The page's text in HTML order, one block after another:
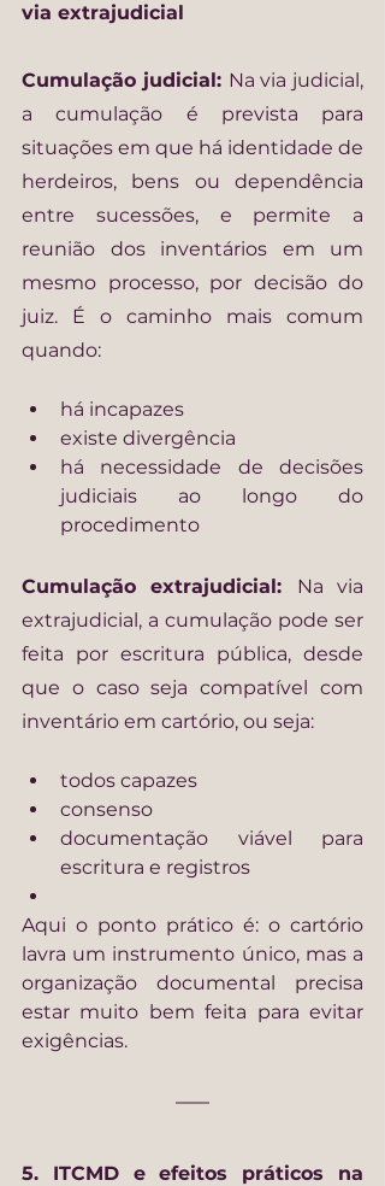
via extrajudicial
Cumulação judicial: Na via judicial,
a cumulação é prevista para
situações em que há identidade de
herdeiros, bens ou dependência
entre sucessões, e permite a
reunião dos inventários em um
mesmo processo, por decisão do
juiz. É o caminho mais comum
quando:
há incapazes
existe divergência
há necessidade de decisões
judiciais ao longo do
procedimento
Cumulação extrajudicial: Na via
extrajudicial, a cumulação pode ser
feita por escritura pública, desde
que o caso seja compatível com
inventário em cartório, ou seja:
todos capazes
consenso
documentação viável para
escritura e registros
Aqui o ponto prático é: o cartório
lavra um instrumento único, mas a
organização documental precisa
estar muito bem feita para evitar
exigências.
5. ITCMD e efeitos práticos na